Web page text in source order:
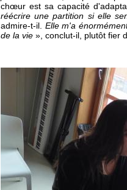
chœur est sa capacité
réécrire une partition si elle
admire-t-il. Elle m'a
de la vie », conclut-il, plutôt fier